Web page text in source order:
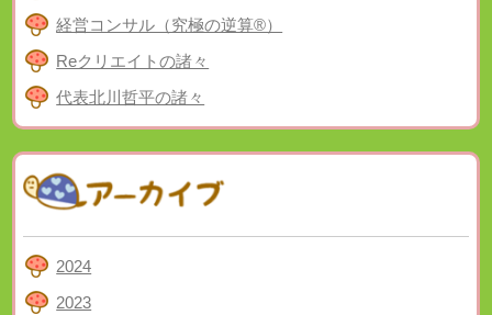
経営コンサル（究極の逆算®）
Reクリエイトの諸々
代表北川哲平の諸々
2024
2023